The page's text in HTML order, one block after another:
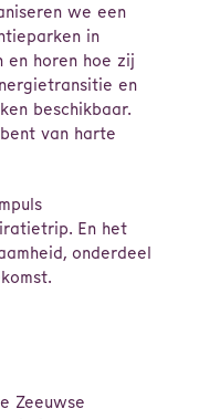
we een
in
en horen hoe zij
en
beschikbaar.
van harte
En het
onderdeel
Zeeuwse